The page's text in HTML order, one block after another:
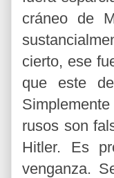
cráneo de
cierto, ese
que este
rusos son
Hitler. Es
venganza.